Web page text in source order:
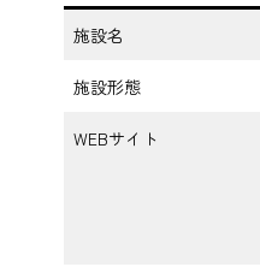
施設名
施設形態
WEBサイト